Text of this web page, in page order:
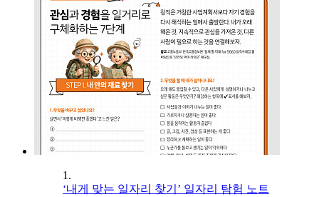
1.
‘내게 맞는 일자리 찾기’ 일자리 탐험 노트